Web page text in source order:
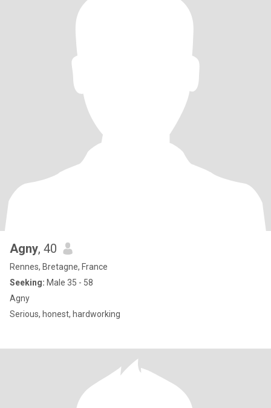
Agny, 40
Rennes, Bretagne, France
Seeking: Male 35 - 58
Agny
Serious, honest, hardworking